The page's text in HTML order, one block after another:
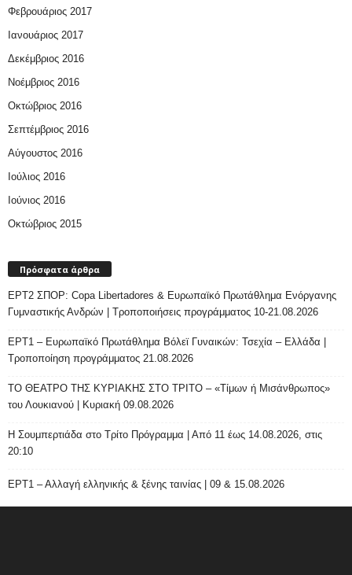
Φεβρουάριος 2017
Ιανουάριος 2017
Δεκέμβριος 2016
Νοέμβριος 2016
Οκτώβριος 2016
Σεπτέμβριος 2016
Αύγουστος 2016
Ιούλιος 2016
Ιούνιος 2016
Οκτώβριος 2015
Πρόσφατα άρθρα
ΕΡΤ2 ΣΠΟΡ: Copa Libertadores & Ευρωπαϊκό Πρωτάθλημα Ενόργανης
Γυμναστικής Ανδρών | Τροποποιήσεις προγράμματος 10-21.08.2026
ΕΡΤ1 – Ευρωπαϊκό Πρωτάθλημα Βόλεϊ Γυναικών: Τσεχία – Ελλάδα |
Τροποποίηση προγράμματος 21.08.2026
ΤΟ ΘΕΑΤΡΟ ΤΗΣ ΚΥΡΙΑΚΗΣ ΣΤΟ ΤΡΙΤΟ – «Τίμων ή Μισάνθρωπος»
του Λουκιανού | Κυριακή 09.08.2026
H Σουμπερτιάδα στο Τρίτο Πρόγραμμα | Από 11 έως 14.08.2026, στις
20:10
ΕΡΤ1 – Αλλαγή ελληνικής & ξένης ταινίας | 09 & 15.08.2026